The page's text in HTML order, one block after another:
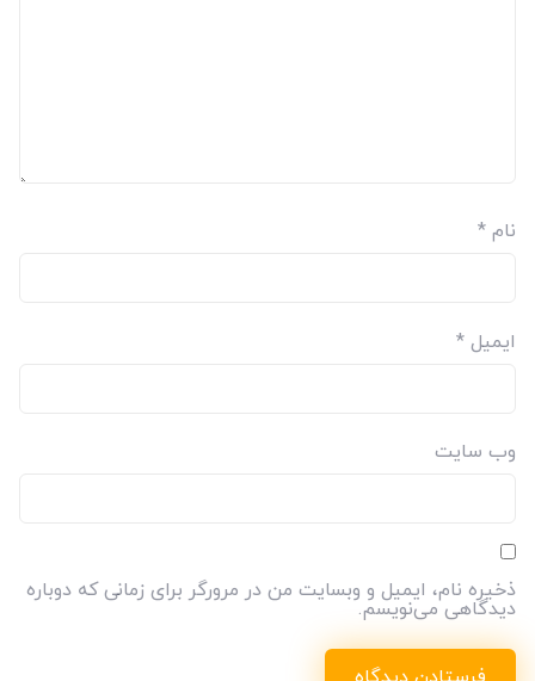
نام *
ایمیل *
وب‌ سایت
ذخیره نام، ایمیل و وبسایت من در مرورگر برای زمانی که دوباره
دیدگاهی می‌نویسم.